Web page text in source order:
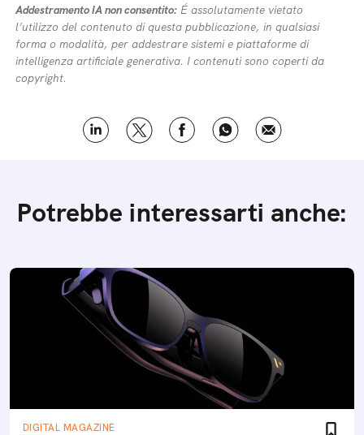
Addestramento IA non consentito: É assolutamente vietato
l’utilizzo del contenuto di questa pubblicazione, in qualsiasi
forma o modalità, per addestrare sistemi e piattaforme di
intelligenza artificiale generativa. I contenuti sono coperti da
copyright.
Potrebbe interessarti anche:
DIGITAL MAGAZINE